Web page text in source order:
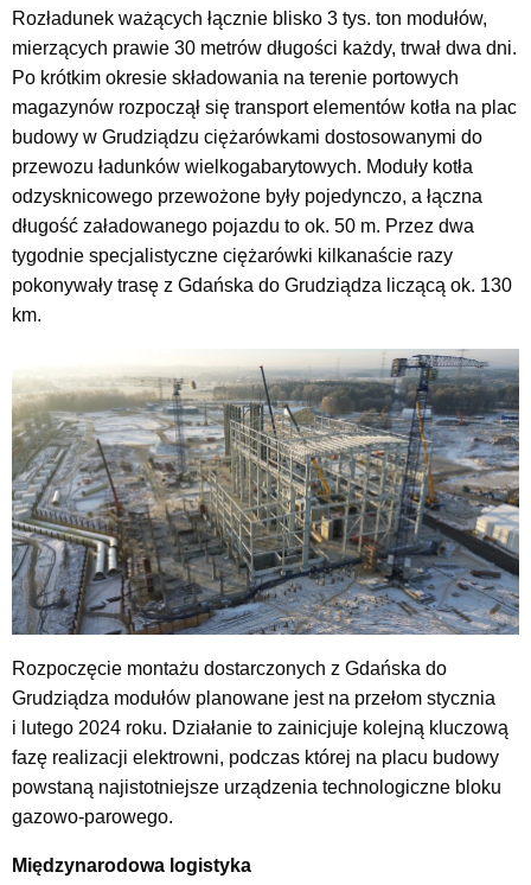
Rozładunek ważących łącznie blisko 3 tys. ton modułów,
mierzących prawie 30 metrów długości każdy, trwał dwa dni.
Po krótkim okresie składowania na terenie portowych
magazynów rozpoczął się transport elementów kotła na plac
budowy w Grudziądzu ciężarówkami dostosowanymi do
przewozu ładunków wielkogabarytowych. Moduły kotła
odzysknicowego przewożone były pojedynczo, a łączna
długość załadowanego pojazdu to ok. 50 m. Przez dwa
tygodnie specjalistyczne ciężarówki kilkanaście razy
pokonywały trasę z Gdańska do Grudziądza liczącą ok. 130
km.
Rozpoczęcie montażu dostarczonych z Gdańska do
Grudziądza modułów planowane jest na przełom stycznia
i lutego 2024 roku. Działanie to zainicjuje kolejną kluczową
fazę realizacji elektrowni, podczas której na placu budowy
powstaną najistotniejsze urządzenia technologiczne bloku
gazowo-parowego.
Międzynarodowa logistyka